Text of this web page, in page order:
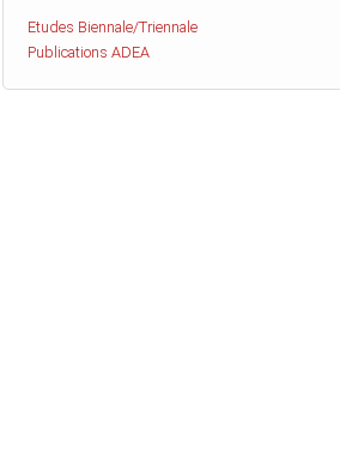
Etudes Biennale/Triennale
Publications ADEA